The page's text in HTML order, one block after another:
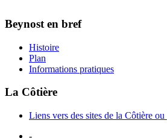
Beynost en bref
Histoire
Plan
Informations pratiques
La Côtière
Liens vers des sites de la Côtière
-